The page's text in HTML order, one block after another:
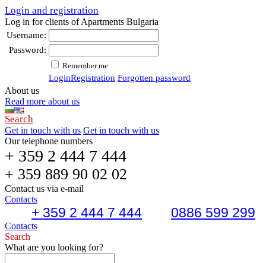
Login and registration
Log in for clients of Apartments Bulgaria
Username:
Password:
Remember me
LoginRegistration Forgotten password
About us
Read more about us
Search
Get in touch with us Get in touch with us
Our telephone numbers
+ 359 2 444 7 444
+ 359 889 90 02 02
Contact us via e-mail
Contacts
+ 359 2 444 7 444 0886 599 299
Contacts
Search
What are you looking for?